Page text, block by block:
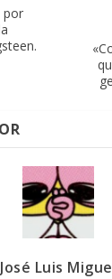
por
José Luis